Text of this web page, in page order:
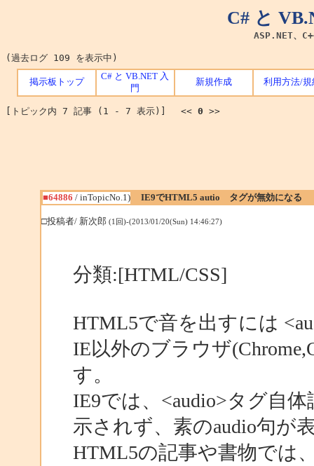
C# と
ASP.NET、
(過去ログ 109 を表示中)
掲示板トップ
C# と VB.NET 入
門
新規作成 利用方法/規
[トピック内 7 記事 (1 - 7 表示)] << 0 >>
■64886 / inTopicNo.1) IE9でHTML5 autio タグが無効になる
□投稿者/ 新次郎 (1回)-(2013/01/20(Sun) 14:46:27)
分類:[HTML/CSS]
HTML5で音を出すには
IE以外のブラウザ
す。
IE9では、<audio>タグ自
示されず、素のaudio句が
HTML5の記事や書物では